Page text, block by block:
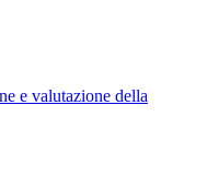
e valutazione della